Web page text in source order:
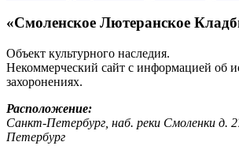
«Смоленское Лютеранское
Объект культурного наследия.
Некоммерческий сайт с информацией об
захоронениях.
Расположение:
Санкт-Петербург, наб. реки Смоленки д.
Петербург